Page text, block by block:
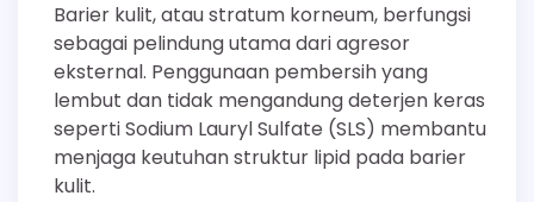
Barier kulit, atau stratum korneum, berfungsi
sebagai pelindung utama dari agresor
eksternal. Penggunaan pembersih yang
lembut dan tidak mengandung deterjen keras
seperti Sodium Lauryl Sulfate (SLS) membantu
menjaga keutuhan struktur lipid pada barier
kulit.